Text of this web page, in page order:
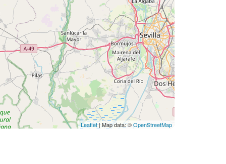
Leaflet| Map data: ©OpenStreetMap